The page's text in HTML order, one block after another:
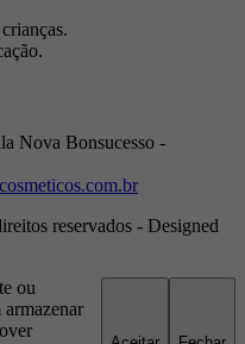
Nova Bonsucesso -
reservados - Designed
ou